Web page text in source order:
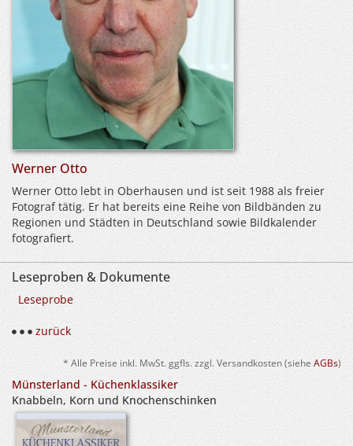
Werner Otto
Werner Otto lebt in Oberhausen und ist seit 1988 als freier
Fotograf tätig. Er hat bereits eine Reihe von Bildbänden zu
Regionen und Städten in Deutschland sowie Bildkalender
fotografiert.
Leseproben & Dokumente
Leseprobe
zurück
* Alle Preise inkl. MwSt. ggfls. zzgl. Versandkosten (siehe AGBs)
Münsterland - Küchenklassiker
Knabbeln, Korn und Knochenschinken